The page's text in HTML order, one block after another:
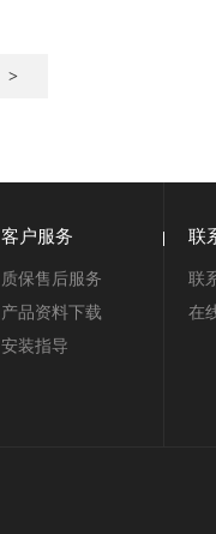
>
客户服务
质保售后服务
产品资料下载
安装指导
联
联
在